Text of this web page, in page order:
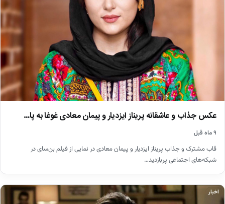
عکس جذاب و عاشقانه پریناز ایزدیار و پیمان معادی غوغا به پا…
۹ ماه قبل
قاب مشترک و جذاب پریناز ایزدیار و پیمان معادی در نمایی از فیلم بن‌سای در
شبکه‌های اجتماعی پربازدید…
اخبار